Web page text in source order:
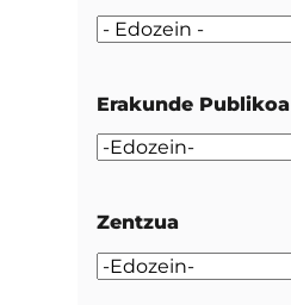
Erakunde Publikoa
Zentzua